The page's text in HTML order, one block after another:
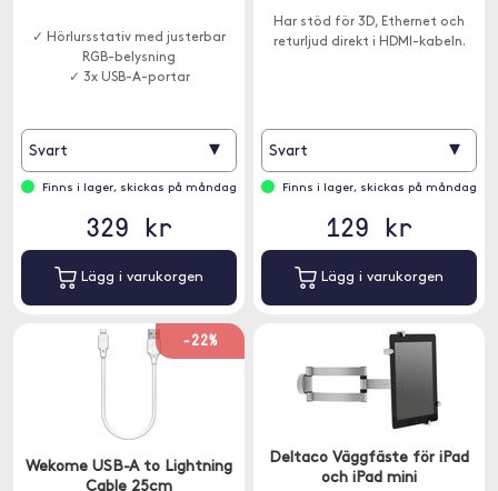
✓ Hörlursstativ med justerbar
RGB-belysning
✓ 3x USB-A-portar
Svart ▾
Finns i lager, skickas på måndag
329 kr
Lägg i varukorgen
Har stöd för 3D, Ethernet och
returljud direkt i HDMI-kabeln.
Svart ▾
Finns i lager, skickas på måndag
129 kr
Lägg i varukorgen
-22%
Wekome USB-A to Lightning
Cable 25cm
Deltaco Väggfäste för iPad
och iPad mini